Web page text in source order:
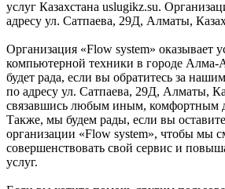
услуг Казахстана uslugikz.su.
адресу ул. Сатпаева, 29Д, Алматы,
Организация «Flow system» оказывает
компьютерной техники в городе Алма-
будет рада, если вы обратитесь за
по адресу ул. Сатпаева, 29Д, Алматы,
связавшись любым иным, комфортным
Также, мы будем рады, если вы
организации «Flow system», чтобы мы
совершенствовать свой сервис и
услуг.